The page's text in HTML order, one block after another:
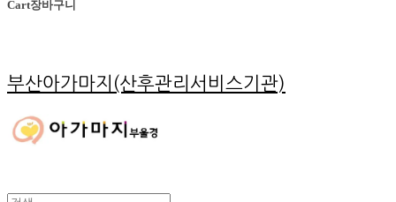
Cart장바구니
부산아가마지(산후관리서비스기관)